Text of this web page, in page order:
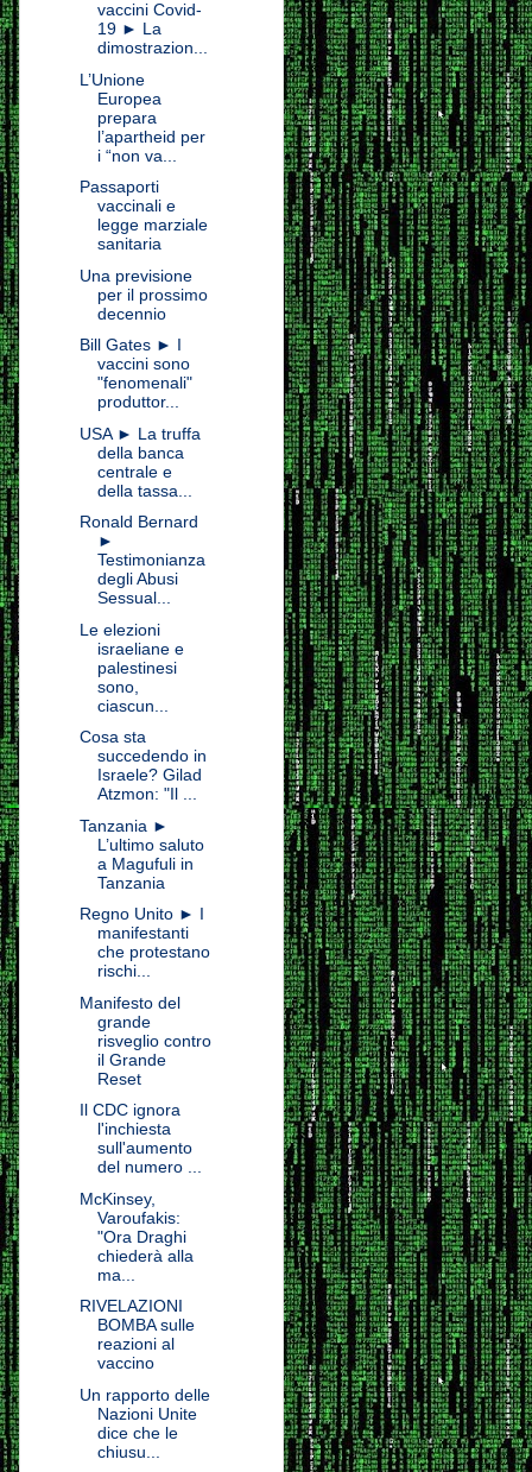
vaccini Covid-
19 ► La
dimostrazion...
L’Unione
Europea
prepara
l’apartheid per
i “non va...
Passaporti
vaccinali e
legge marziale
sanitaria
Una previsione
per il prossimo
decennio
Bill Gates ► I
vaccini sono
"fenomenali"
produttor...
USA ► La truffa
della banca
centrale e
della tassa...
Ronald Bernard
►
Testimonianza
degli Abusi
Sessual...
Le elezioni
israeliane e
palestinesi
sono,
ciascun...
Cosa sta
succedendo in
Israele? Gilad
Atzmon: "Il ...
Tanzania ►
L’ultimo saluto
a Magufuli in
Tanzania
Regno Unito ► I
manifestanti
che protestano
rischi...
Manifesto del
grande
risveglio contro
il Grande
Reset
Il CDC ignora
l'inchiesta
sull'aumento
del numero ...
McKinsey,
Varoufakis:
"Ora Draghi
chiederà alla
ma...
RIVELAZIONI
BOMBA sulle
reazioni al
vaccino
Un rapporto delle
Nazioni Unite
dice che le
chiusu...